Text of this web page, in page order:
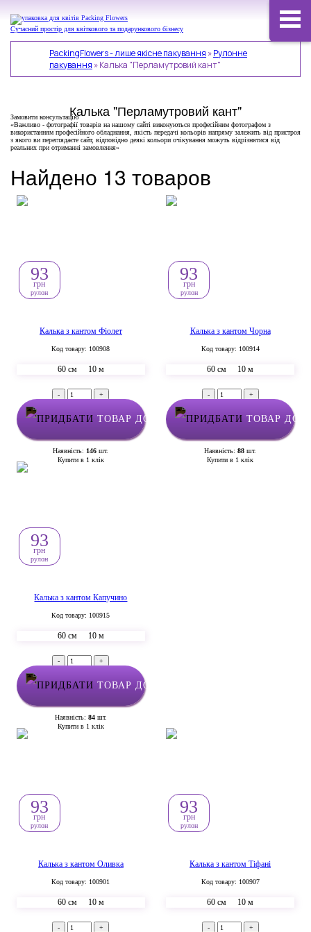
Сучасний простір для квіткового та подарункового бізнесу
PackingFlowers - лише якісне пакування »Рулонне
пакування »Калька "Перламутровий кант"
Калька "Перламутровий кант"
Замовити консультацію
«Важливо - фотографії товарів на нашому сайті виконуються професійним фотографом з
використанням професійного обладнання, якість передачі кольорів напряму залежить від пристроя
з якого ви переглядаєте сайт, відповідно деякі кольори очікування можуть відрізнятися від
реальних при отриманні замовлення»
Найдено 13 товаров
Калька з кантом Фіолет
Код товару: 100908
60 см 10 м
93
грн
рулон
- +
ТОВАР ДОДАНО У КОШИК
Наявність: 146 шт.
Купити в 1 клік
Калька з кантом Чорна
Код товару: 100914
60 см 10 м
93
грн
рулон
- +
ТОВАР
Наявність:88 шт.
Купити в 1 клік
Калька з кантом Капучино
Код товару: 100915
60 см 10 м
93
грн
рулон
- +
ТОВАР ДОДАНО У КОШИК
Наявність: 84шт.
Купити в 1 клік
Калька з кантом Оливка
Код товару: 100901
60 см 10 м
93
грн
рулон
- +
Калька з кантом Тіфані
Код товару: 100907
60 см 10 м
93
грн
рулон
- +